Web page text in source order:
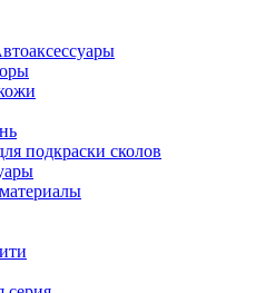
подкраски сколов